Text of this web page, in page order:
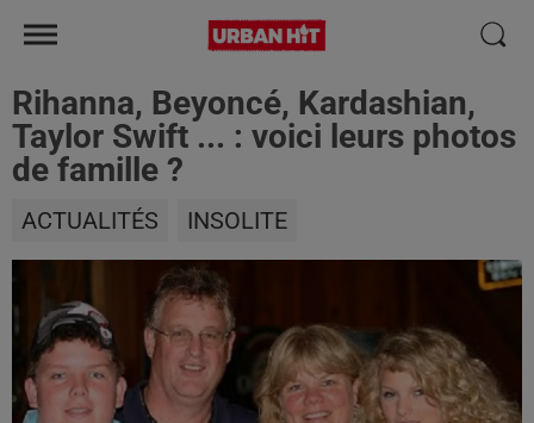
Rihanna, Beyoncé, Kardashian,
Taylor Swift ... : voici leurs photos
de famille ?
ACTUALITÉS INSOLITE